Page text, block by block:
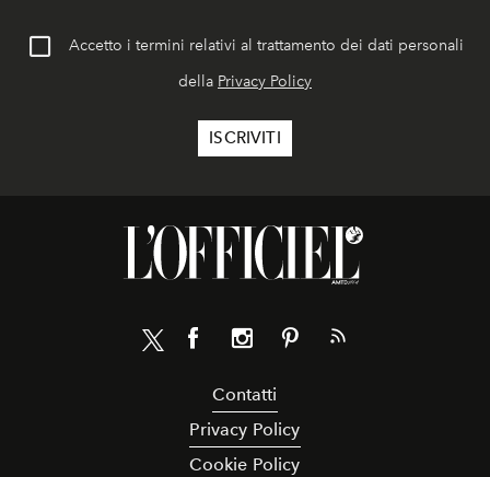
Accetto i termini relativi al trattamento dei dati personali
della Privacy Policy
Contatti
Privacy Policy
Cookie Policy